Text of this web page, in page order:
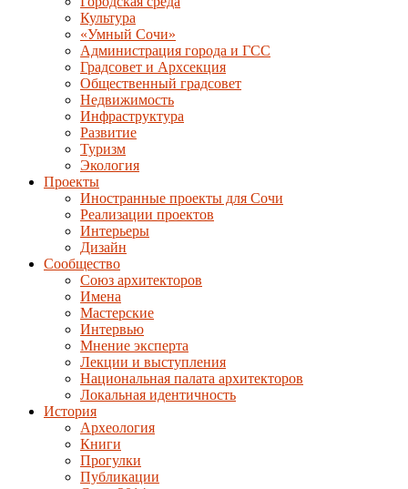
Культура
«Умный Сочи»
Администрация города и ГСС
Градсовет и Архсекция
Общественный градсовет
Недвижимость
Инфраструктура
Развитие
Туризм
Экология
Проекты
Иностранные проекты для Сочи
Реализации проектов
Интерьеры
Дизайн
Сообщество
Союз архитекторов
Имена
Мастерские
Интервью
Мнение эксперта
Лекции и выступления
Национальная палата архитекторов
Локальная идентичность
История
Археология
Книги
Прогулки
Публикации